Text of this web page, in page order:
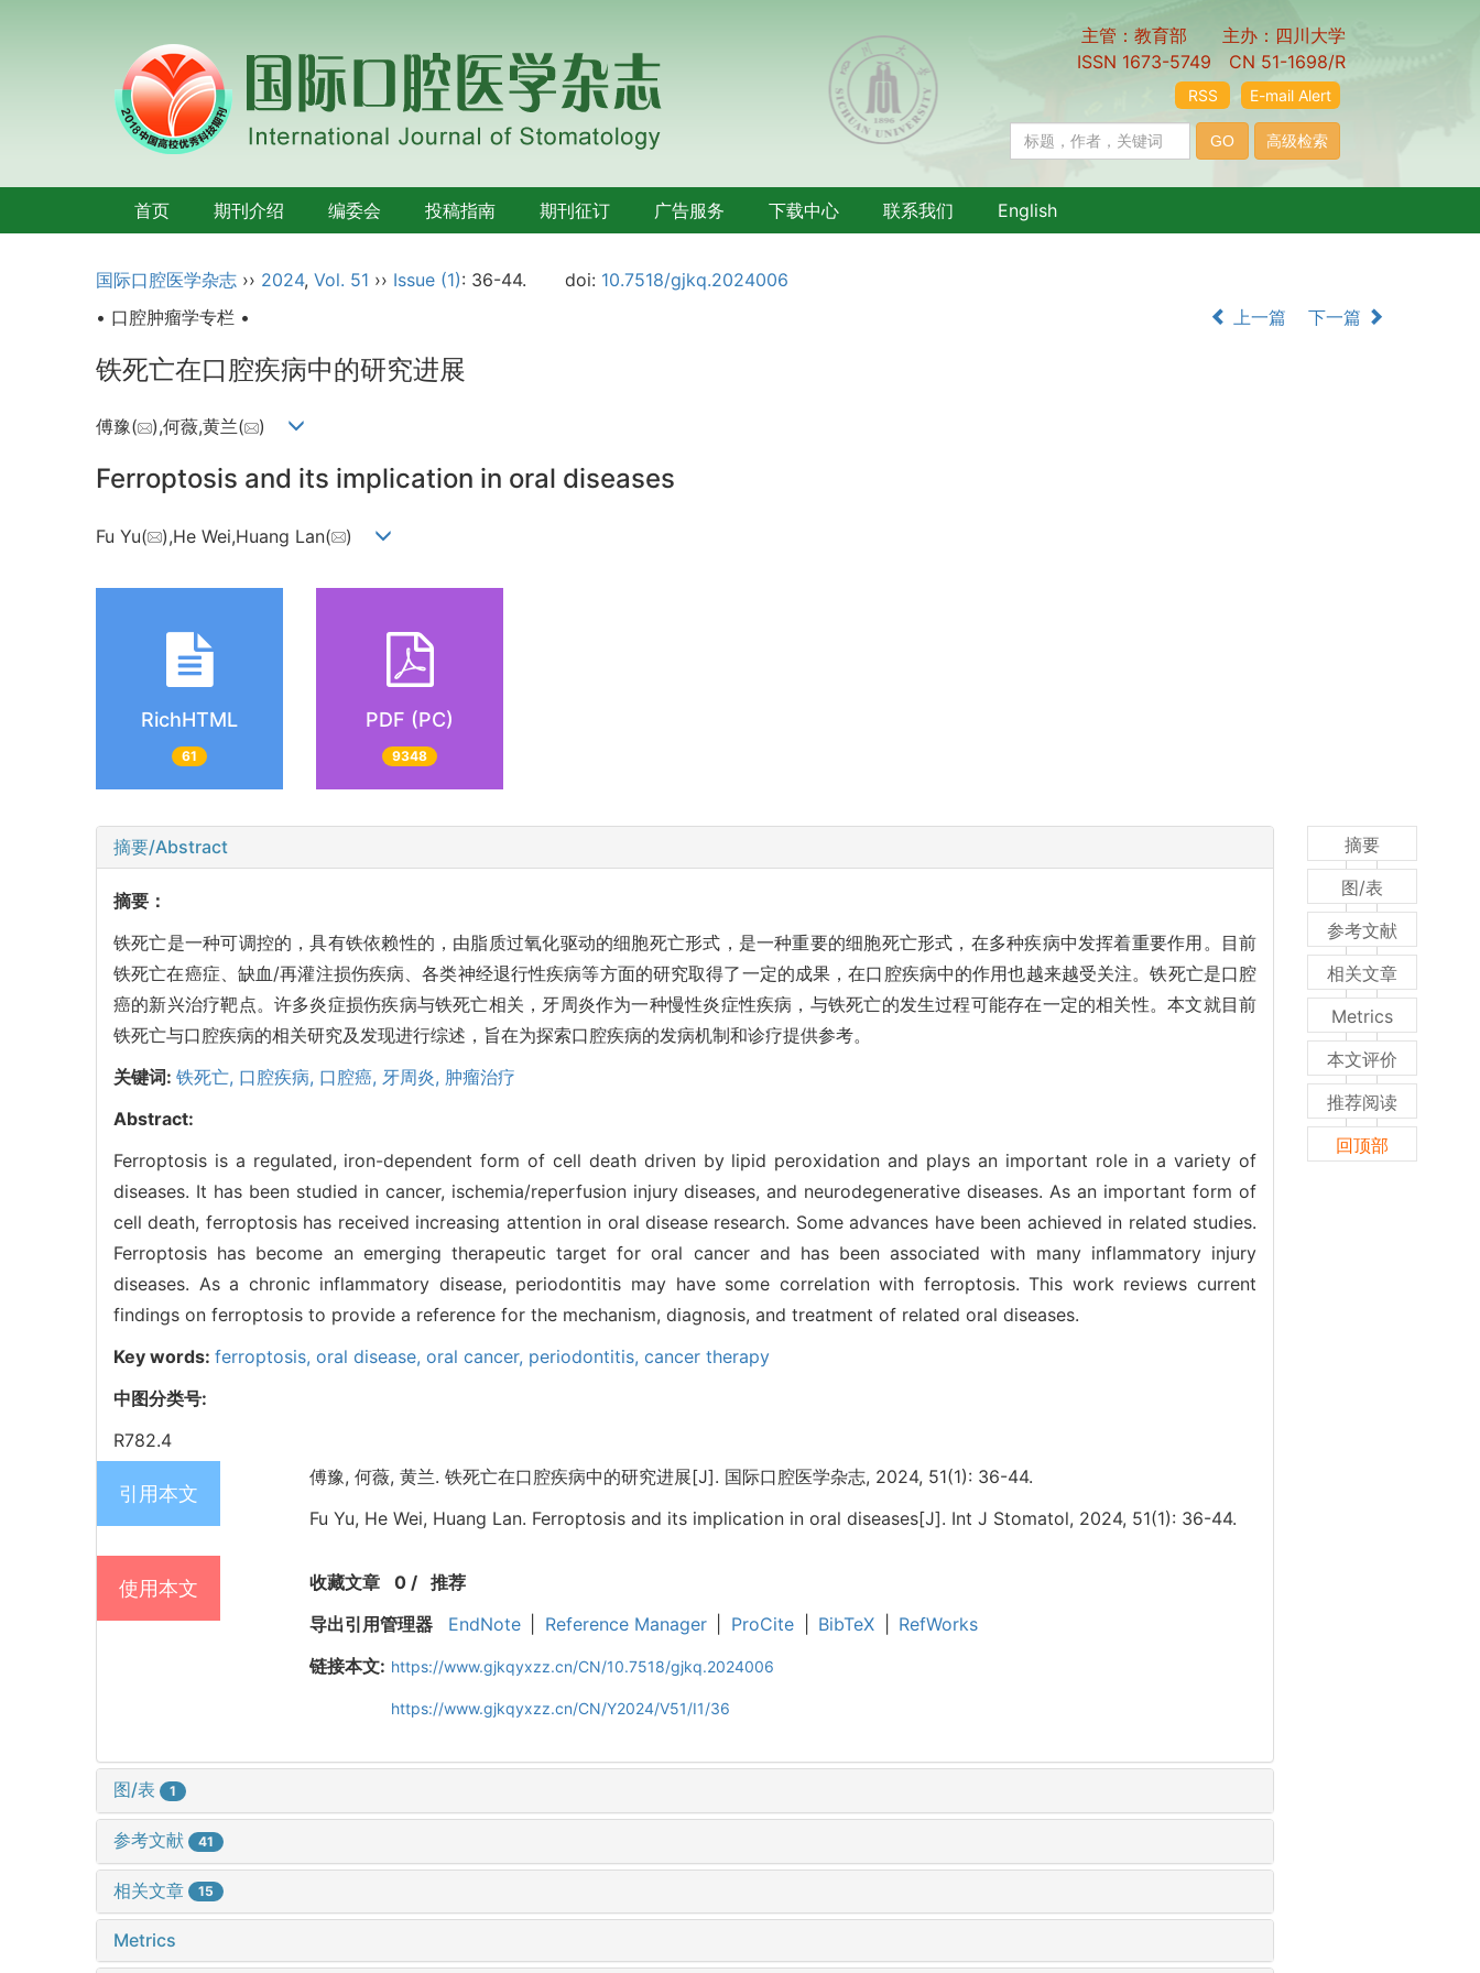
主管：教育部 主办：四川大学
ISSN 1673-5749 CN 51-1698/R
E-mail Alert
RSS
首页 期刊介绍 编委会 投稿指南 期刊征订 广告服务 下载中心 联系我们 English
国际口腔医学杂志 ›› 2024, Vol. 51 ›› Issue (1): 36-44. doi: 10.7518/gjkq.2024006
• 口腔肿瘤学专栏 •
上一篇 下一篇
铁死亡在口腔疾病中的研究进展
傅豫( ),何薇,黄兰( )
Ferroptosis and its implication in oral diseases
Fu Yu( ),He Wei,Huang Lan( )
RichHTML
61
PDF (PC)
9348
摘要/Abstract
摘要：
铁死亡是一种可调控的，具有铁依赖性的，由脂质过氧化驱动的细胞死亡形式，是一种重要的细胞死亡形式，在多种疾病中发挥着重要作用。目前
铁死亡在癌症、缺血/再灌注损伤疾病、各类神经退行性疾病等方面的研究取得了一定的成果，在口腔疾病中的作用也越来越受关注。铁死亡是口腔
癌的新兴治疗靶点。许多炎症损伤疾病与铁死亡相关，牙周炎作为一种慢性炎症性疾病，与铁死亡的发生过程可能存在一定的相关性。本文就目前
铁死亡与口腔疾病的相关研究及发现进行综述，旨在为探索口腔疾病的发病机制和诊疗提供参考。
关键词: 铁死亡, 口腔疾病, 口腔癌, 牙周炎, 肿瘤治疗
Abstract:
Ferroptosis is a regulated, iron-dependent form of cell death driven by lipid peroxidation and plays an important role in a variety of
diseases. It has been studied in cancer, ischemia/reperfusion injury diseases, and neurodegenerative diseases. As an important form of
cell death, ferroptosis has received increasing attention in oral disease research. Some advances have been achieved in related studies.
Ferroptosis has become an emerging therapeutic target for oral cancer and has been associated with many inflammatory injury
diseases. As a chronic inflammatory disease, periodontitis may have some correlation with ferroptosis. This work reviews current
findings on ferroptosis to provide a reference for the mechanism, diagnosis, and treatment of related oral diseases.
Key words: ferroptosis, oral disease, oral cancer, periodontitis, cancer therapy
中图分类号:
R782.4
引用本文
傅豫, 何薇, 黄兰. 铁死亡在口腔疾病中的研究进展[J]. 国际口腔医学杂志, 2024, 51(1): 36-44.
Fu Yu, He Wei, Huang Lan. Ferroptosis and its implication in oral diseases[J]. Int J Stomatol, 2024, 51(1): 36-44.
使用本文 收藏文章 0/ 推荐
导出引用管理器
EndNote Reference Manager ProCite BibTeX
RefWorks
链接本文: https://www.gjkqyxzz.cn/CN/10.7518/gjkq.2024006
https://www.gjkqyxzz.cn/CN/Y2024/V51/I1/36
图/表 1
参考文献 41
相关文章 15
Metrics
摘要
图/表
参考文献
相关文章
Metrics
本文评价
推荐阅读
回顶部